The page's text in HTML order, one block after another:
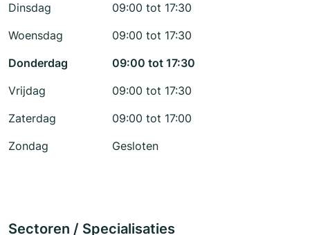
Dinsdag
09:00 tot 17:30
Woensdag
09:00 tot 17:30
Donderdag
09:00 tot 17:30
Vrijdag
09:00 tot 17:30
Zaterdag
09:00 tot 17:00
Zondag
Gesloten
Sectoren / Specialisaties